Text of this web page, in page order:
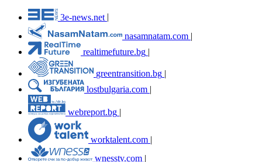
3e-news.net
nasamnatam.com |
realtimefuture.bg |
greentransition.bg |
lostbulgaria.com |
webreport.bg
worktalent.com |
wnesstv.com |